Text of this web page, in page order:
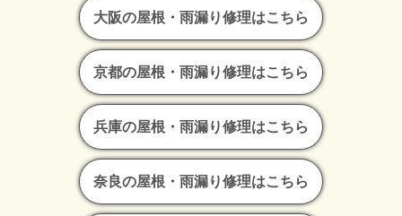
大阪の屋根・雨漏り修理はこちら
京都の屋根・雨漏り修理はこちら
兵庫の屋根・雨漏り修理はこちら
奈良の屋根・雨漏り修理はこちら